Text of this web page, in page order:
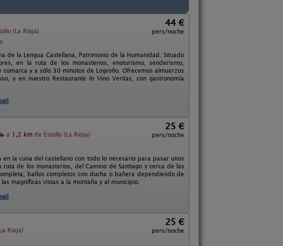
(La Rioja)
44 €
pers/noche
de la Lengua Castellana, Patrimonio de la Humanidad. Situado
en la ruta de los monasterios, enoturismo, senderismo,
y a sólo 30 minutos de Logroño. Ofrecemos almuerzos
y en nuestro Restaurante In Vino Veritas, con gastronomía
a 1,2 km de Estollo (La Rioja)
25 €
pers/noche
la cuna del castellano con todo lo necesario para pasar unos
de los monasterios, del Camino de Santiago y cerca de las
baños completos con ducha o bañera dependiendo de
magníficas vistas a la montaña y al municipio.
Rioja)
25 €
pers/noche